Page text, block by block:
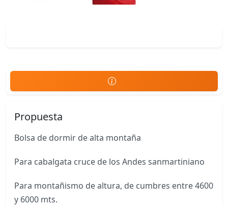
Propuesta
Bolsa de dormir de alta montaña
Para cabalgata cruce de los Andes sanmartiniano
Para montañismo de altura, de cumbres entre 4600
y 6000 mts.